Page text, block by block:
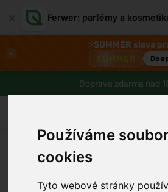
Používáme
cookies
Tyto webové stránky
Ferwer: parfémy a
×
⚡SUMMER sleva
Do
Doprava zdarma nad